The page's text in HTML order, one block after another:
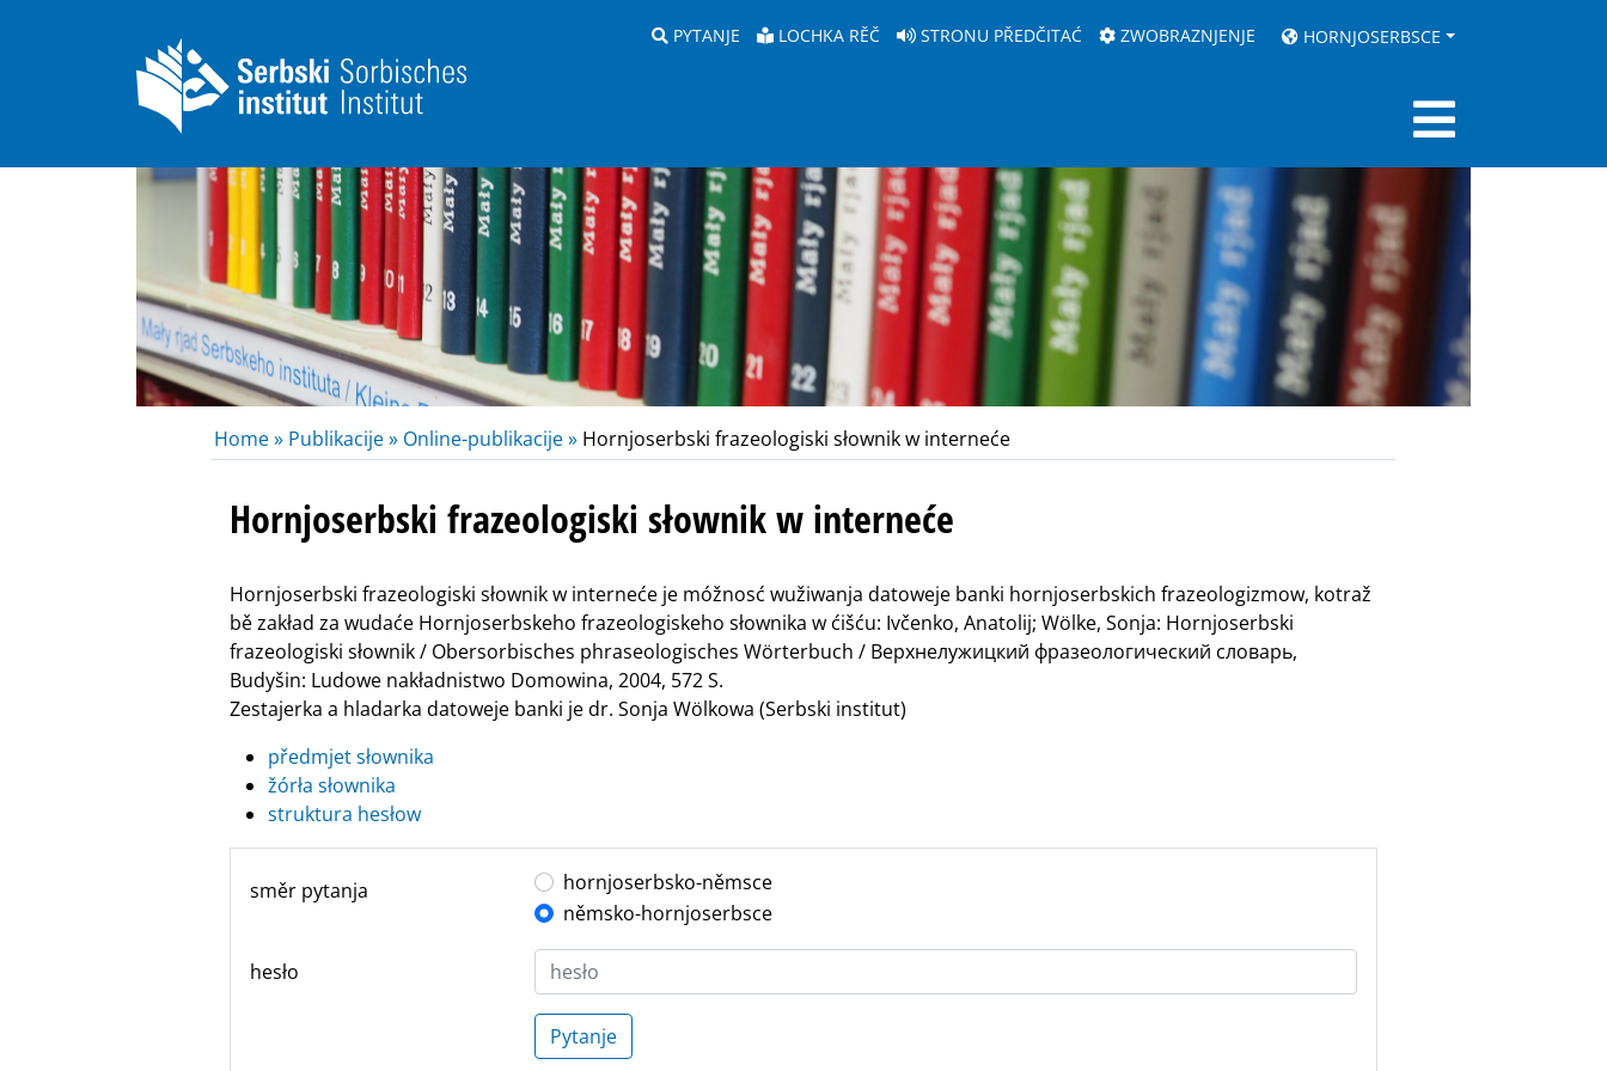
PYTANJE LOCHKA RĚČ STRONU PŘEDČITAĆ ZWOBRAZNJENJE HORNJOSERBSCE
Home » Publikacije » Online-publikacije » Hornjoserbski frazeologiski słownik w interneće
Hornjoserbski frazeologiski słownik w interneće
Hornjoserbski frazeologiski słownik w interneće je móžnosć wužiwanja datoweje banki hornjoserbskich frazeologizmow, kotraž
bě zakład za wudaće Hornjoserbskeho frazeologiskeho słownika w ćišću: Ivčenko, Anatolij; Wölke, Sonja: Hornjoserbski
frazeologiski słownik / Obersorbisches phraseologisches Wörterbuch / Верхнелужицкий фразеологический словарь,
Budyšin: Ludowe nakładnistwo Domowina, 2004, 572 S.
Zestajerka a hladarka datoweje banki je dr. Sonja Wölkowa (Serbski institut)
předmjet słownika
žórła słownika
struktura hesłow
směr pytanja
hornjoserbsko-němsce
němsko-hornjoserbsce
hesło
Pytanje